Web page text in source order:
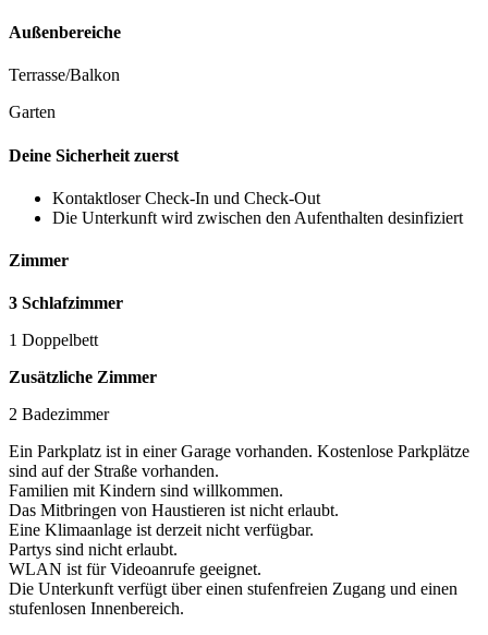
Außenbereiche
Terrasse/Balkon
Garten
Deine Sicherheit zuerst
Kontaktloser Check-In und Check-Out
Die Unterkunft wird zwischen den Aufenthalten desinfiziert
Zimmer
3 Schlafzimmer
1 Doppelbett
Zusätzliche Zimmer
2 Badezimmer
Ein Parkplatz ist in einer Garage vorhanden. Kostenlose Parkplätze
sind auf der Straße vorhanden.
Familien mit Kindern sind willkommen.
Das Mitbringen von Haustieren ist nicht erlaubt.
Eine Klimaanlage ist derzeit nicht verfügbar.
Partys sind nicht erlaubt.
WLAN ist für Videoanrufe geeignet.
Die Unterkunft verfügt über einen stufenfreien Zugang und einen
stufenlosen Innenbereich.